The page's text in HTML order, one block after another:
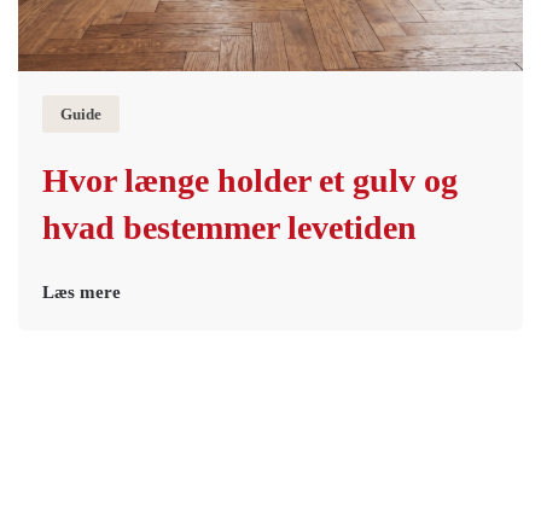
Guide
Hvor længe holder et gulv og
hvad bestemmer levetiden
Læs mere